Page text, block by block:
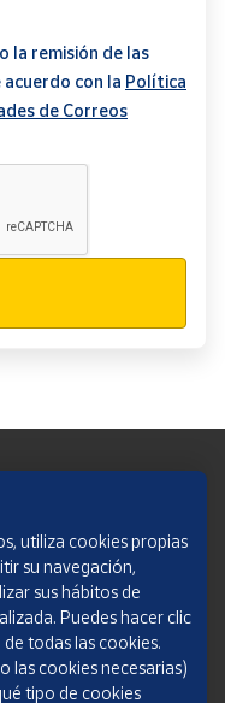
la remisión de las
acuerdo con la Política
de Correos
utiliza cookies propias
su navegación,
sus hábitos de
Puedes hacer clic
todas las cookies.
las cookies necesarias)
tipo de cookies